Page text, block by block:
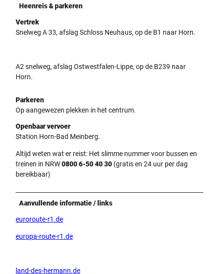
Heenreis & parkeren
Vertrek
Snelweg A 33, afslag Schloss Neuhaus, op de B1 naar Horn.
A2 snelweg, afslag Ostwestfalen-Lippe, op de B239 naar
Horn.
Parkeren
Op aangewezen plekken in het centrum.
Openbaar vervoer
Station Horn-Bad Meinberg.
Altijd weten wat er reist: Het slimme nummer voor bussen en
treinen in NRW0800 6-50 40 30 (gratis en 24 uur per dag
bereikbaar)
Aanvullende informatie / links
euroroute-r1.de
europa-route-r1.de
land-des-hermann.de